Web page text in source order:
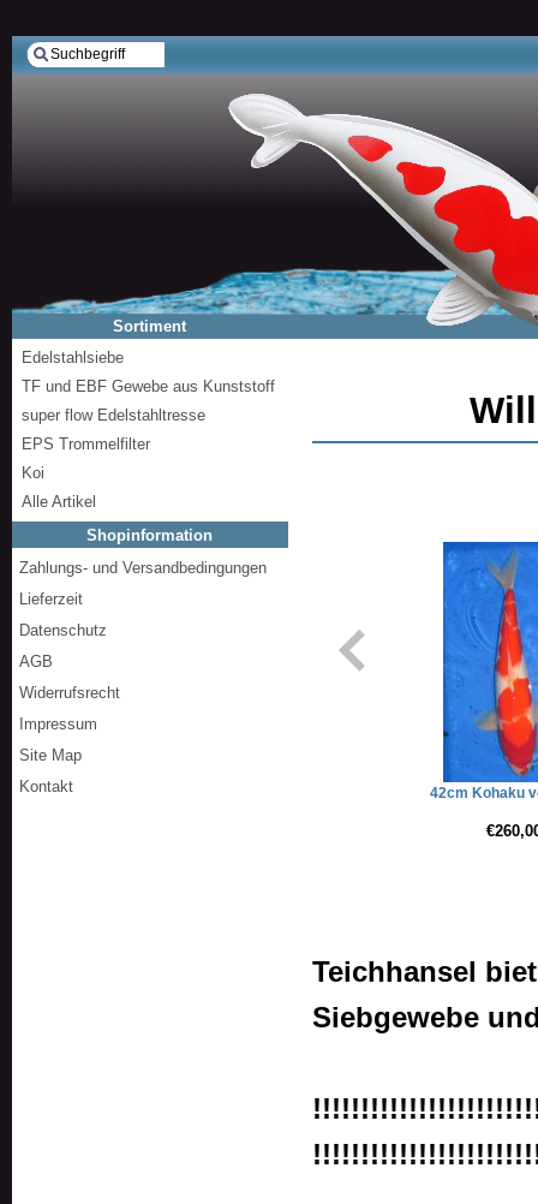
42cm Kohaku
Teichhansel
Siebgewebe
Sortiment
Edelstahlsiebe
TF und EBF Gewebe aus Kunststoff
super flow Edelstahltresse
EPS Trommelfilter
Koi
Alle Artikel
Shopinformation
Zahlungs- und Versandbedingungen
Lieferzeit
Datenschutz
AGB
Widerrufsrecht
Impressum
Site Map
Kontakt